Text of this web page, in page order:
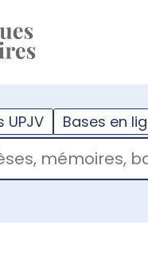
UPJV Bases en